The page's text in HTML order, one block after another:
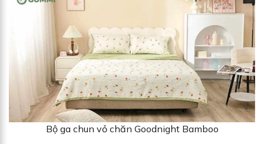
Bộ ga chun vỏ chăn Goodnight Bamboo